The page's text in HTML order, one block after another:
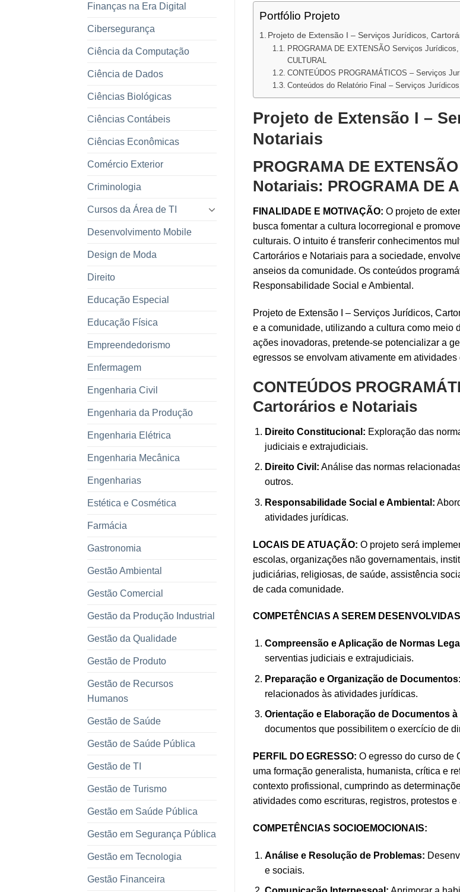
Finanças na Era Digital
Cibersegurança
Ciência da Computação
Ciência de Dados
Ciências Biológicas
Ciências Contábeis
Ciências Econômicas
Comércio Exterior
Criminologia
Cursos da Área de TI
Desenvolvimento Mobile
Design de Moda
Direito
Educação Especial
Educação Física
Empreendedorismo
Enfermagem
Engenharia Civil
Engenharia da Produção
Engenharia Elétrica
Engenharia Mecânica
Engenharias
Estética e Cosmética
Farmácia
Gastronomia
Gestão Ambiental
Gestão Comercial
Gestão da Produção Industrial
Gestão da Qualidade
Gestão de Produto
Gestão de Recursos
Humanos
Gestão de Saúde
Gestão de Saúde Pública
Gestão de TI
Gestão de Turismo
Gestão em Saúde Pública
Gestão em Segurança Pública
Gestão em Tecnologia
Gestão Financeira
Portfólio Projeto
Projeto de Extensão I – Serviços Jurídicos,
PROGRAMA DE EXTENSÃO Serviços
CULTURAL
CONTEÚDOS PROGRAMÁTICOS – Serviços
Conteúdos do Relatório Final – Serviços
Projeto de Extensão I –
Notariais
PROGRAMA DE
Notariais: PROGRAMA DE
FINALIDADE E MOTIVAÇÃO: O projeto de
busca fomentar a cultura locorregional e
culturais. O intuito é transferir conhecimentos
Cartorários e Notariais para a sociedade,
anseios da comunidade. Os conteúdos
Responsabilidade Social e Ambiental.
Projeto de Extensão I – Serviços Jurídicos,
e a comunidade, utilizando a cultura como
ações inovadoras, pretende-se potencializar a
egressos se envolvam ativamente em
CONTEÚDOS
Cartorários e Notariais
Direito Constitucional: Exploração das
judiciais e extrajudiciais.
Direito Civil: Análise das normas
outros.
Responsabilidade Social e Ambiental:
atividades jurídicas.
LOCAIS DE ATUAÇÃO: O projeto será
escolas, organizações não governamentais,
judiciárias, religiosas, de saúde, assistência
de cada comunidade.
COMPETÊNCIAS A SEREM
Compreensão e Aplicação de Normas
serventias judiciais e extrajudiciais.
Preparação e Organização de Documentos:
relacionados às atividades jurídicas.
Orientação e Elaboração de Documentos
documentos que possibilitem o exercício de
PERFIL DO EGRESSO: O egresso do curso de
uma formação generalista, humanista, crítica e
contexto profissional, cumprindo as
atividades como escrituras, registros, protestos
COMPETÊNCIAS SOCIOEMOCIONAIS:
Análise e Resolução de Problemas:
e sociais.